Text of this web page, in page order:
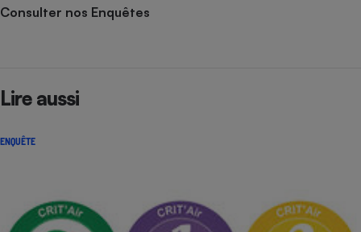
Consulter nos Enquêtes
Lire aussi
ENQUÊTE